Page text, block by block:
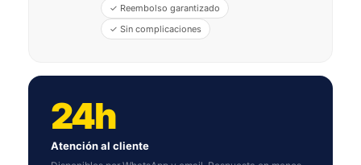
✓ Reembolso garantizado
✓ Sin complicaciones
24h
Atención al cliente